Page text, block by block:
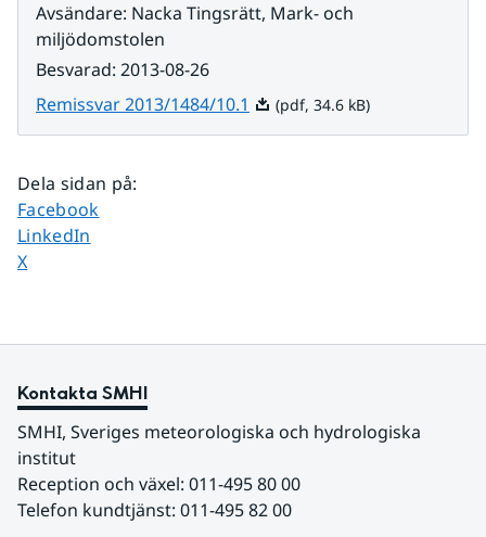
Avsändare: Nacka Tingsrätt, Mark- och
miljödomstolen
Besvarad: 2013-08-26
Remissvar 2013/1484/10.1 Pdf, 34.6 kB.
(pdf, 34.6 kB)
Dela sidan på:
Dela sidan på
Facebook
Dela sidan på
LinkedIn
Dela sidan på
X
Kontakta SMHI
SMHI, Sveriges meteorologiska och hydrologiska
institut
Reception och växel: 011-495 80 00
Telefon kundtjänst: 011-495 82 00